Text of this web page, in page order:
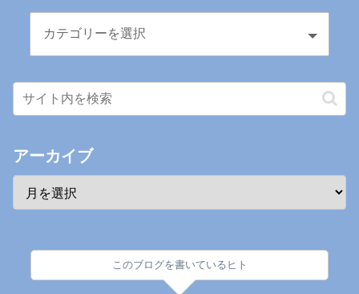
アーカイブ
このブログを書いているヒト